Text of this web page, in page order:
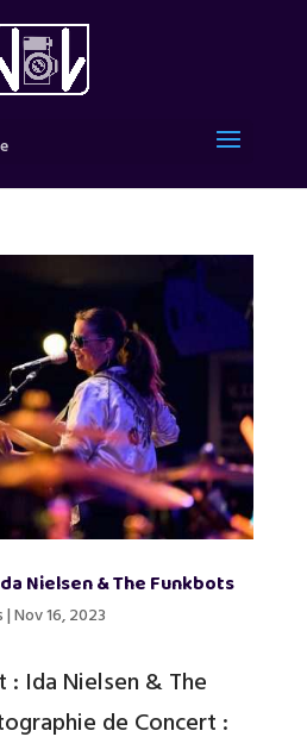
Nielsen & The Funkbots
|Nov 16, 2023
Ida Nielsen & The
de Concert :